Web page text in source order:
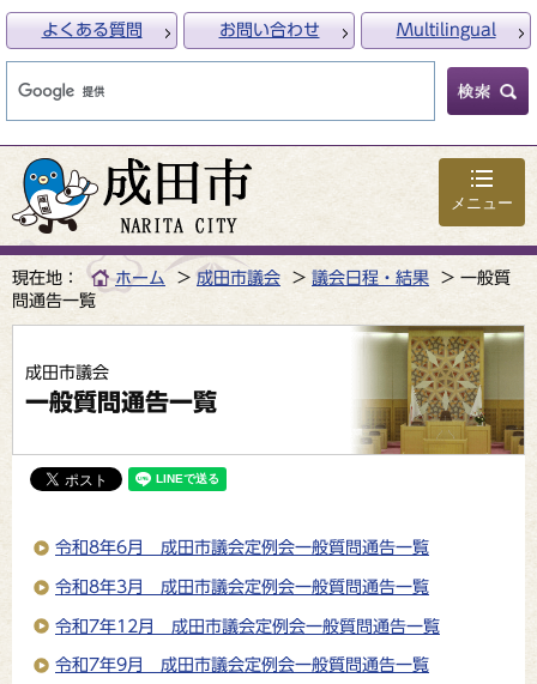
メニュー
よくある質問 お問い合わせ Multilingual
現在地： ホーム 成田市議会 議会日程・結果
一般質
問通告一覧
成田市議会
一般質問通告一覧
令和8年6月 成田市議会定例会一般質問通告一覧
令和8年3月 成田市議会定例会一般質問通告一覧
令和7年12月 成田市議会定例会一般質問通告一覧
令和7年9月 成田市議会定例会一般質問通告一覧